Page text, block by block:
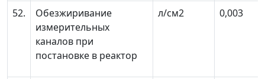
52.
Обезжиривание
измерительных
каналов при
постановке в реактор
л/см2 0,003